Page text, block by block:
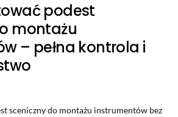
podest
montażu
– pełna kontrola i
sceniczny do montażu instrumentów bez